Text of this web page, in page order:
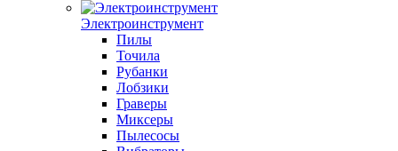
Электроинструмент
Пилы
Точила
Рубанки
Лобзики
Граверы
Миксеры
Пылесосы